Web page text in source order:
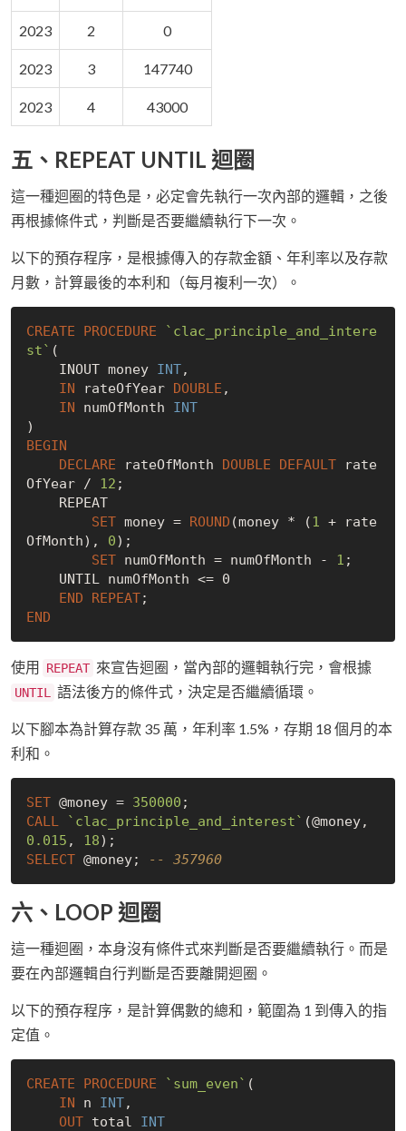
2023 2 0
2023 3 147740
2023 4 43000
五、REPEAT UNTIL 迴圈
這一種迴圈的特色是，必定會先執行一次內部的邏輯，之後
再根據條件式，判斷是否要繼續執行下一次。
以下的預存程序，是根據傳入的存款金額、年利率以及存款
月數，計算最後的本利和（每月複利一次）。
CREATE PROCEDURE
`clac_principle_and_intere
st` (
    INOUT money
INT,
IN rateOfYear DOUBLE ,
IN numOfMonth INT
BEGIN
DECLARE rateOfMonth DOUBLE DEFAULT rate
OfYear / 12 ;
SET money = ROUND (money * (1 + rate
OfMonth), 0);
SET numOfMonth = numOfMonth - 1 ;
END
REPEAT
END
使用 REPEAT 來宣告迴圈，當內部的邏輯執行完，會根據
UNTIL 語法後方的條件式，決定是否繼續循環。
以下腳本為計算存款 35 萬，年利率 1.5%，存期 18 個月的本
利和。
SET @money = 350000
CALL
`clac_principle_and_interest`
0.015 , 18
SELECT @money; -- 357960
六、LOOP 迴圈
這一種迴圈，本身沒有條件式來判斷是否要繼續執行。而是
要在內部邏輯自行判斷是否要離開迴圈。
以下的預存程序，是計算偶數的總和，範圍為 1 到傳入的指
定值。
CREATE PROCEDURE `sum_even` (
IN n INT,
OUT total INT